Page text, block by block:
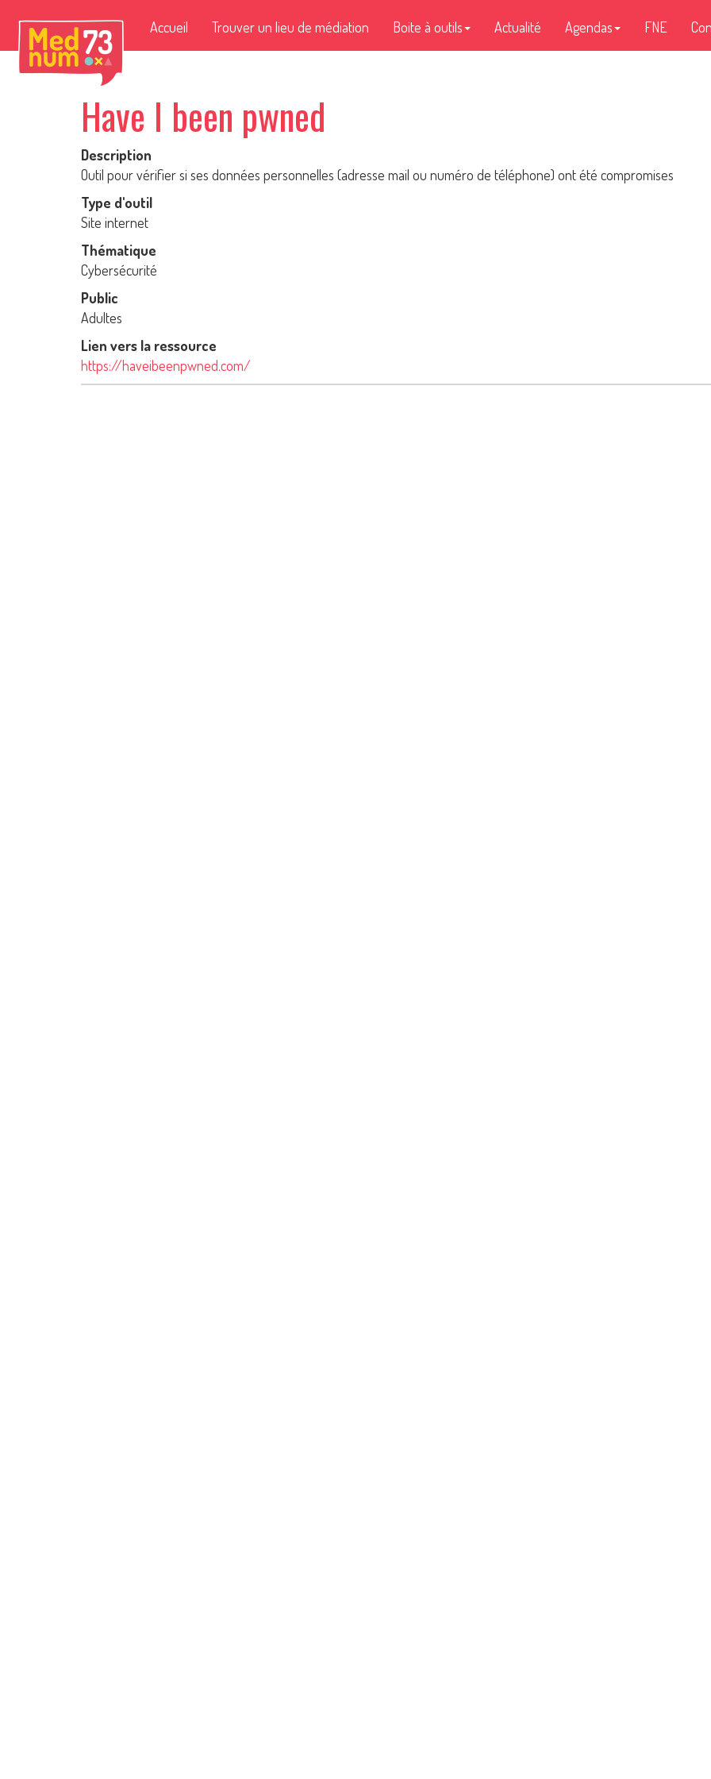
Accueil Trouver un lieu de médiation Boite à outils Actualité Agendas FNE
Have I been pwned
Description
Outil pour vérifier si ses données personnelles (adresse mail ou numéro de téléphone) ont été compromises
Type d'outil
Site internet
Thématique
Cybersécurité
Public
Adultes
Lien vers la ressource
https://haveibeenpwned.com/